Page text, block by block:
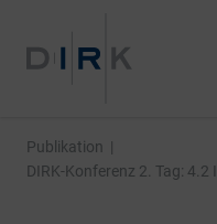
Publikation |
DIRK-Konferenz 2. Tag: 4.2